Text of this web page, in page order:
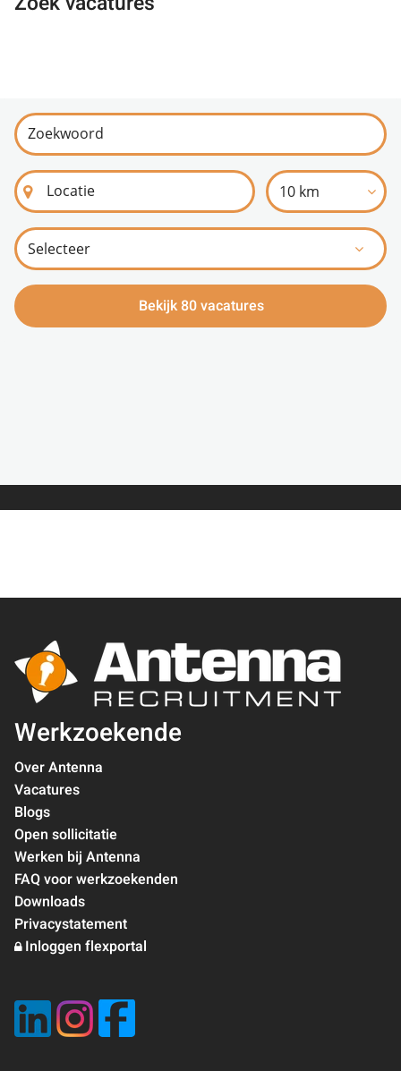
10 km
Bekijk 80 vacatures
Werkzoekende
Over Antenna
Vacatures
Blogs
Open sollicitatie
Werken bij Antenna
FAQ voor werkzoekenden
Downloads
Privacystatement
Inloggen flexportal